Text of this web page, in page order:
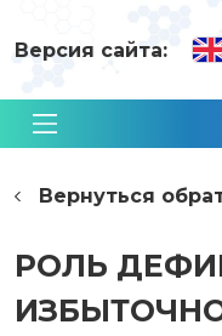
Версия сайта:
Вернуться
РОЛЬ